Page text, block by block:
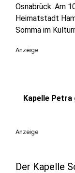
Osnabrück. Am
Heimatstadt
Somma im
Anzeige
Kapelle
Anzeige
Der Kapelle